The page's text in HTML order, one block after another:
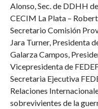
Alonso, Sec. de DDHH
CECIM La Plata –
Secretario Comisión
Jara Turner, Presidenta
Galarza Campos,
Vicepresidenta de
Secretaria Ejecutiva
Relaciones
sobrevivientes de la